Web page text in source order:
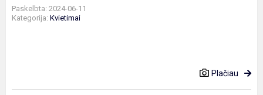
Paskelbta: 2024-06-11
Kategorija: Kvietimai
Plačiau